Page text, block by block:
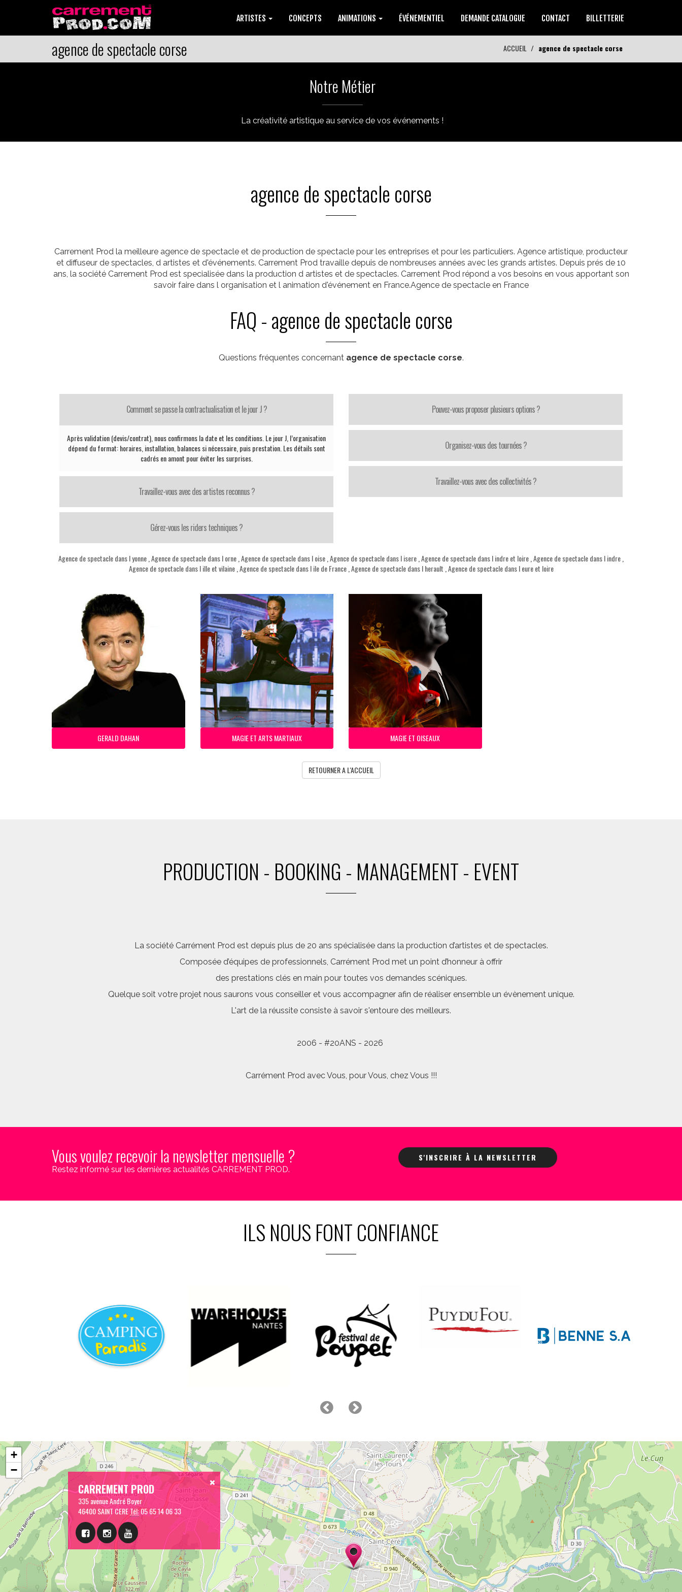
ARTISTES CONCEPTS ANIMATIONS ÉVÉNEMENTIEL DEMANDE CATALOGUE CONTACT BILLETTERIE
agence de spectacle corse ACCUEIL agence de spectacle corse
Notre Métier
La créativité artistique au service de vos événements !
agence de spectacle corse
Carrement Prod la meilleure agence de spectacle et de production de spectacle pour les entreprises et pour les particuliers. Agence artistique, producteur
et diffuseur de spectacles, d artistes et d'événements. Carrement Prod travaille depuis de nombreuses années avec les grands artistes. Depuis prés de 10
ans, la société Carrement Prod est specialisée dans la production d artistes et de spectacles. Carrement Prod répond a vos besoins en vous apportant son
savoir faire dans l organisation et l animation d'événement en France.Agence de spectacle en France
FAQ - agence de spectacle corse
Questions fréquentes concernant agence de spectacle corse.
Comment se passe la contractualisation et le jour J ?
Après validation (devis/contrat), nous confirmons la date et les conditions. Le jour J, l’organisation
dépend du format: horaires, installation, balances si nécessaire, puis prestation. Les détails sont
cadrés en amont pour éviter les surprises.
Travaillez-vous avec des artistes reconnus ?
Gérez-vous les riders techniques ?
Pouvez-vous proposer plusieurs options ?
Organisez-vous des tournées ?
Travaillez-vous avec des collectivités ?
Agence de spectacle dans l yonne Agence de spectacle dans l orne Agence de spectacle dans l oise Agence de spectacle dans l isere Agence de spectacle dans l indre et loire Agence de spectacle dans l indre
Agence de spectacle dans l ille et vilaine, Agence de spectacle dans l ile de France, Agence de spectacle dans l herault Agence de spectacle dans l eure et loire
GERALD DAHAN MAGIE ET ARTS MARTIAUX MAGIE ET OISEAUX
RETOURNER A L'ACCUEIL
PRODUCTION - BOOKING - MANAGEMENT - EVENT
La société Carrément Prod est depuis plus de 20 ans spécialisée dans la production d’artistes et de spectacles.
Composée d’équipes de professionnels, Carrément Prod met un point d’honneur à offrir
des prestations clés en main pour toutes vos demandes scéniques.
Quelque soit votre projet nous saurons vous conseiller et vous accompagner afin de réaliser ensemble un évènement unique.
L'art de la réussite consiste à savoir s'entoure des meilleurs.
2006 - #20ANS - 2026
Carrément Prod avec Vous, pour Vous, chez Vous !!!
Vous voulez recevoir la newsletter mensuelle ?
Restez informé sur les dernières actualités CARREMENT PROD.
S'INSCRIRE À LA NEWSLETTER
ILS NOUS FONT CONFIANCE
CARREMENT PROD
335 avenue André Boyer
46400 SAINT CERETél:05 65 14 06 33
+
−